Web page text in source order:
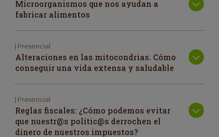
Microorganismos que nos ayudan a
fabricar alimentos
| Presencial
Alteraciones en las mitocondrias. Cómo
conseguir una vida extensa y saludable
| Presencial
Reglas fiscales: ¿Cómo podemos evitar
que nuestr@s polític@s derrochen el
dinero de nuestros impuestos?